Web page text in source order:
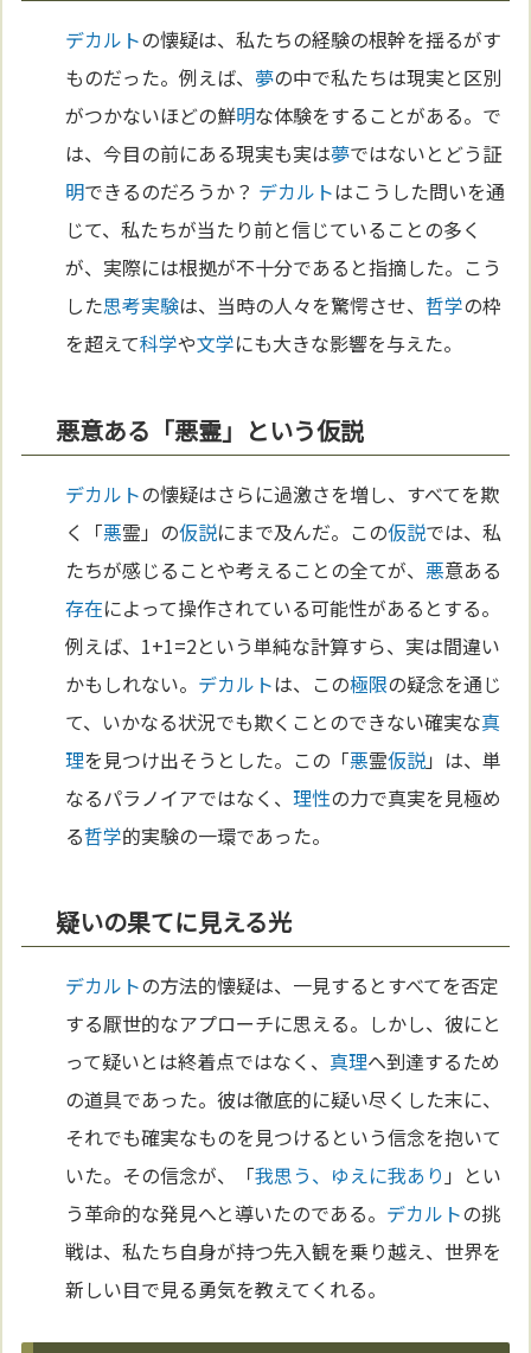
デカルトの懐疑は、私たちの経験の根幹を揺るがす
ものだった。例えば、 夢の中で私たちは現実と区別
がつかないほどの鮮明な体験をすることがある。で
は、今目の前にある現実も実は夢ではないとどう証
明できるのだろうか？ デカルトはこうした問いを通
じて、私たちが当たり前と信じていることの多く
が、実際には根拠が不十分であると指摘した。こう
した思考実験は、当時の人々を驚愕させ、 哲学の枠
を超えて科学や文学にも大きな影響を与えた。
悪意ある「悪霊」という仮説
デカルトの懐疑はさらに過激さを増し、すべてを欺
く「悪霊」の仮説にまで及んだ。この仮説では、私
たちが感じることや考えることの全てが、悪意ある
存在によって操作されている可能性があるとする。
例えば、1+1=2という単純な計算すら、実は間違い
かもしれない。 デカルトは、この極限の疑念を通じ
て、いかなる状況でも欺くことのできない確実な真
理を見つけ出そうとした。この「悪霊仮説」は、単
なるパラノイアではなく、理性の力で真実を見極め
る哲学的実験の一環であった。
疑いの果てに見える光
デカルトの方法的懐疑は、一見するとすべてを否定
する厭世的なアプローチに思える。しかし、彼にと
って疑いとは終着点ではなく、 真理へ到達するため
の道具であった。彼は徹底的に疑い尽くした末に、
それでも確実なものを見つけるという信念を抱いて
いた。その信念が、「我思う、ゆえに我あり 」とい
う革命的な発見へと導いたのである。 デカルトの挑
戦は、私たち自身が持つ先入観を乗り越え、世界を
新しい目で見る勇気を教えてくれる。